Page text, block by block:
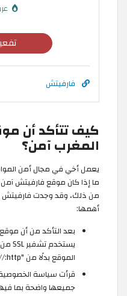
فارفيتش
كيف تتأكد أن
المغرب آمن؟
يعمل أخي في مجال أمن
ما إذا كان موقع فارفيتش
من ذلك، وقد وجدت فارفيتش
أهمها:
بعد التأكد من أن
الموقع بدلًا من "http://"، وهذا يعني أن بياناتي آمنة.
قرأت سياسة
جميعها واضحة بما